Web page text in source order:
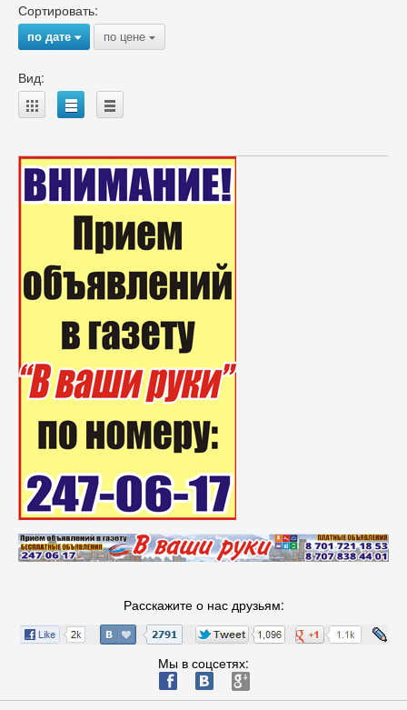
Сортировать:
по дате{ по цене {
Вид:
A B C
Расскажите о нас друзьям:
Мы в соцсетях:
ä æ è